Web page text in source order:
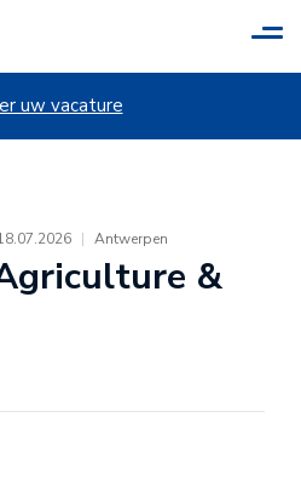
uw vacature
| Antwerpen
&